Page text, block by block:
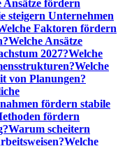
Ansätze fördern
steigern Unternehmen
Faktoren fördern
Welche Ansätze
2027?Welche
Welche
von Planungen?
fördern stabile
fördern
Warum scheitern
Welche